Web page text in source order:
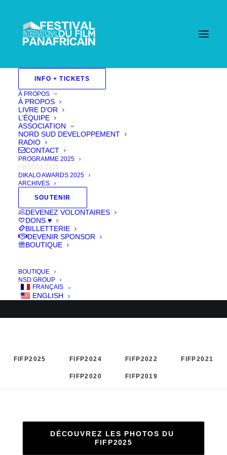
INFO + TICKETS
À PROPOS
À PROPOS
LIVRE D’OR
L’ÉQUIPE
ASSOCIATION
NORD SUD DEVELOPPEMENT
RADIO
CONTACT
PROGRAMME 2025
PHOTOS 2025
DIKALO AWARDS 2025
ARCHIVES
SOUTENIR
DEVENEZ VOLONTAIRES
DONS ♥
BILLETTERIE
DEVENIR SPONSOR
BOUTIQUE
BOUTIQUE
NSD GROUP
FRANÇAIS
ENGLISH
PHOTOS
FIFP2025 FIFP2024 FIFP2022 FIFP2021
FIFP2020 FIFP2019
DÉCOUVREZ LES PHOTOS DU
FIFP2025